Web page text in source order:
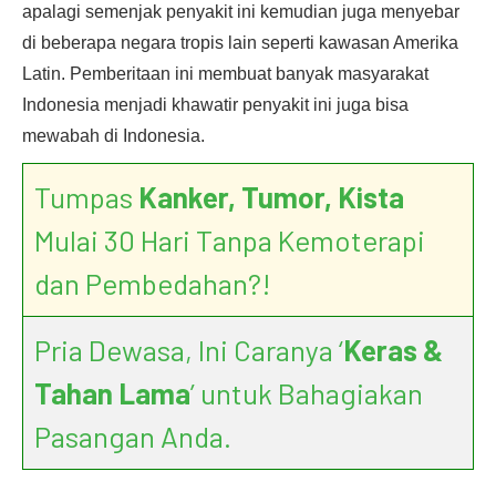
apalagi semenjak penyakit ini kemudian juga menyebar
di beberapa negara tropis lain seperti kawasan Amerika
Latin. Pemberitaan ini membuat banyak masyarakat
Indonesia menjadi khawatir penyakit ini juga bisa
mewabah di Indonesia.
Tumpas Kanker, Tumor, Kista
Mulai 30 Hari Tanpa Kemoterapi
dan Pembedahan?!
Pria Dewasa, Ini Caranya ‘Keras &
Tahan Lama’ untuk Bahagiakan
Pasangan Anda.